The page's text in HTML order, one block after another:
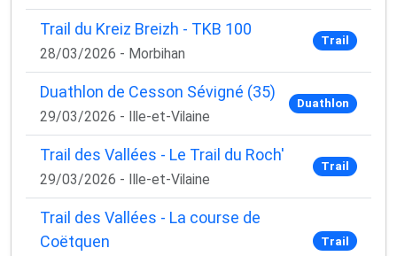
Trail du Kreiz Breizh - TKB 100
28/03/2026 - Morbihan
Trail
Duathlon de Cesson Sévigné (35)
29/03/2026 - Ille-et-Vilaine
Duathlon
Trail des Vallées - Le Trail du Roch'
29/03/2026 - Ille-et-Vilaine
Trail
Trail des Vallées - La course de
Coëtquen
Trail